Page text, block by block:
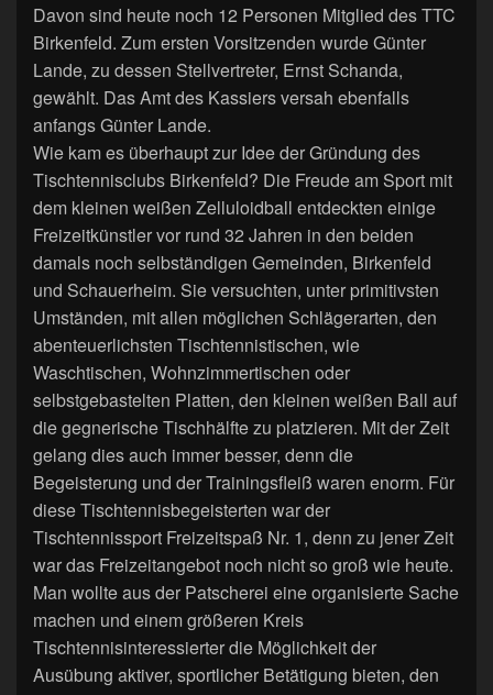
Davon sind heute noch 12 Personen Mitglied des TTC
Birkenfeld. Zum ersten Vorsitzenden wurde Günter
Lande, zu dessen Stellvertreter, Ernst Schanda,
gewählt. Das Amt des Kassiers versah ebenfalls
anfangs Günter Lande.
Wie kam es überhaupt zur Idee der Gründung des
Tischtennisclubs Birkenfeld? Die Freude am Sport mit
dem kleinen weißen Zelluloidball entdeckten einige
Freizeitkünstler vor rund 32 Jahren in den beiden
damals noch selbständigen Gemeinden, Birkenfeld
und Schauerheim. Sie versuchten, unter primitivsten
Umständen, mit allen möglichen Schlägerarten, den
abenteuerlichsten Tischtennistischen, wie
Waschtischen, Wohnzimmertischen oder
selbstgebastelten Platten, den kleinen weißen Ball auf
die gegnerische Tischhälfte zu platzieren. Mit der Zeit
gelang dies auch immer besser, denn die
Begeisterung und der Trainingsfleiß waren enorm. Für
diese Tischtennisbegeisterten war der
Tischtennissport Freizeitspaß Nr. 1, denn zu jener Zeit
war das Freizeitangebot noch nicht so groß wie heute.
Man wollte aus der Patscherei eine organisierte Sache
machen und einem größeren Kreis
Tischtennisinteressierter die Möglichkeit der
Ausübung aktiver, sportlicher Betätigung bieten, den